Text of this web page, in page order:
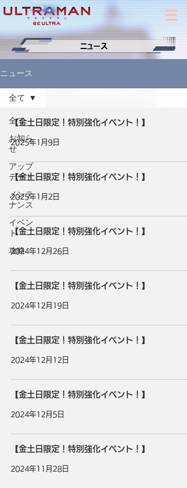
ニュース
全て
お知ら
せ
アップ
デート
メンテ
ナンス
イベン
ト
攻略
全て
【金土日限定！特別強化イベント！】
2025年1月9日
【金土日限定！特別強化イベント！】
2025年1月2日
【金土日限定！特別強化イベント！】
2024年12月26日
【金土日限定！特別強化イベント！】
2024年12月19日
【金土日限定！特別強化イベント！】
2024年12月12日
【金土日限定！特別強化イベント！】
2024年12月5日
【金土日限定！特別強化イベント！】
2024年11月28日